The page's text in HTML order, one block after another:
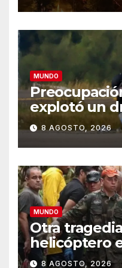
MUNDO
explotó un
ucraniano,
gasoducto
Rumania
8 AGOSTO, 2026
MUNDO
Otra
helicóptero
Janeiro:
8 AGOSTO, 2026